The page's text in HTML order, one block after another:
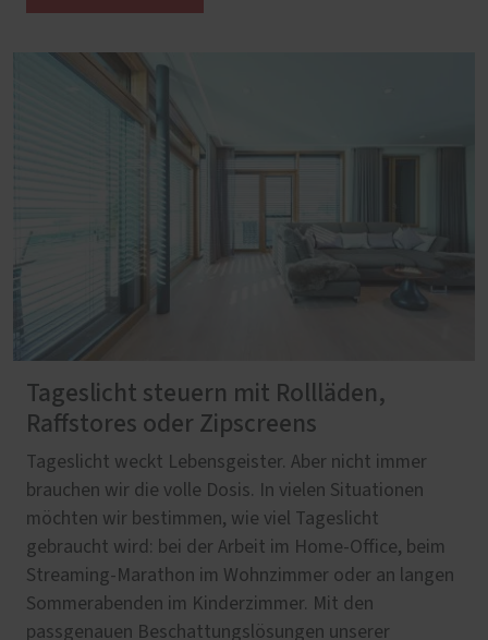
Tageslicht steuern mit Rollläden,
Raffstores oder Zipscreens
Tageslicht weckt Lebensgeister. Aber nicht immer
brauchen wir die volle Dosis. In vielen Situationen
möchten wir bestimmen, wie viel Tageslicht
gebraucht wird: bei der Arbeit im Home-Office, beim
Streaming-Marathon im Wohnzimmer oder an langen
Sommerabenden im Kinderzimmer. Mit den
passgenauen Beschattungslösungen unserer